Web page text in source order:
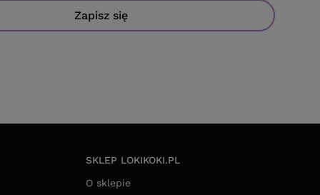
Zapisz się
SKLEP LOKIKOKI.PL
O sklepie